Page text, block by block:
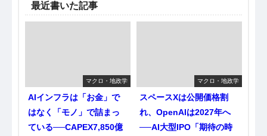
最近書いた記事
マクロ・地政学
AIインフラは「お金」で
はなく「モノ」で詰まっ
ている──CAPEX7,850億
マクロ・地政学
スペースXは公開価格割
れ、OpenAIは2027年へ
──AI大型IPO「期待の時